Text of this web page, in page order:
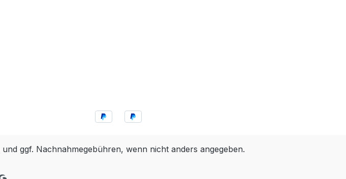
und ggf. Nachnahmegebühren, wenn nicht anders angegeben.